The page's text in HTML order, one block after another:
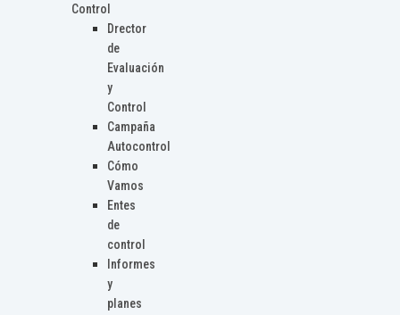
Control
Drector
de
Evaluación
y
Control
Campaña
Autocontrol
Cómo
Vamos
Entes
de
control
Informes
y
planes